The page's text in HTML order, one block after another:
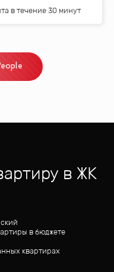
в течение 30 минут
в ЖК
в бюджете
квартирах